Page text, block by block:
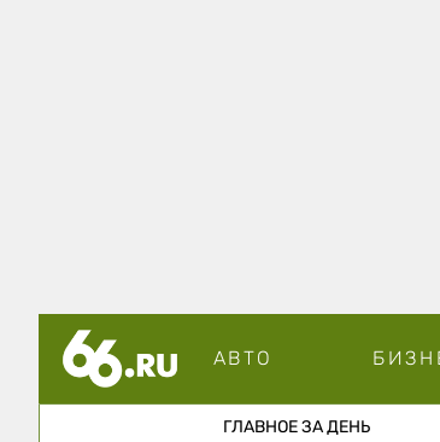
АВТО
ГЛАВНОЕ ЗА ДЕНЬ